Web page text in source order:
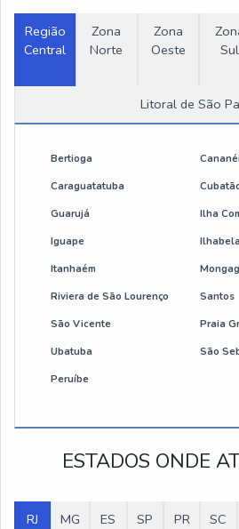
Talha elétrica 500 kg
Braço giratório para talha
Preço de talha elétrica
Talha de cabo de aço
Talha elétrica 700 kg
Preço talha elétrica 500 kg
Talha elétrica 1000kg preço
Região
Central
Zona
Norte
Zona
Oeste
Sul
Litoral de São
Bertioga
Caraguatatuba
Guarujá Ilha
Iguape Ilhabela
Itanhaém
Riviera de São Lourenço Santos
São Vicente Praia
Ubatuba São
Peruíbe
ESTADOS ONDE
RJ MG ES SP PR SC